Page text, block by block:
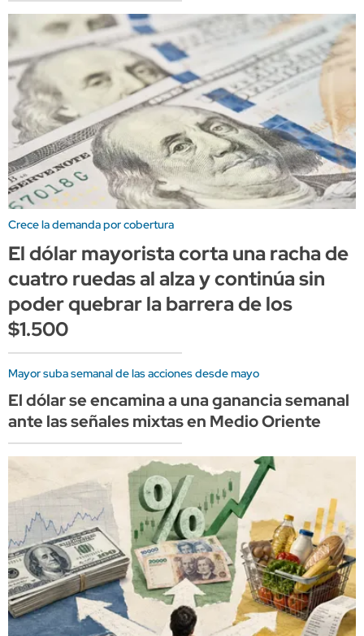
Crece la demanda por cobertura
El dólar mayorista corta una racha de
cuatro ruedas al alza y continúa sin
poder quebrar la barrera de los
$1.500
Mayor suba semanal de las acciones desde mayo
El dólar se encamina a una ganancia semanal
ante las señales mixtas en Medio Oriente